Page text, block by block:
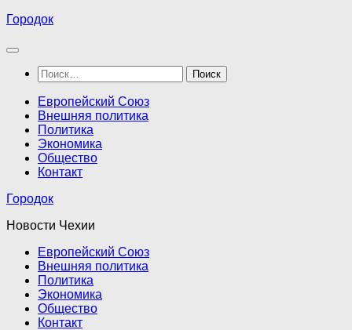
Перейти
содержимому
Городок
Найти:
Европейский Союз
Внешняя политика
Политика
Экономика
Общество
Контакт
Городок
Новости Чехии
Европейский Союз
Внешняя политика
Политика
Экономика
Общество
Контакт